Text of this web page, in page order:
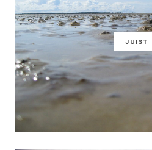
JUIST